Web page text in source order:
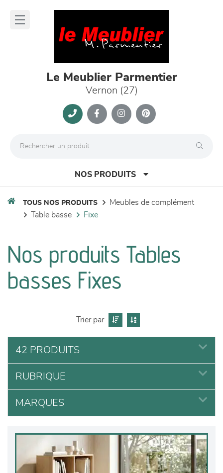
Le Meublier Parmentier
Vernon (27)
NOS PRODUITS
séjours
meubles de complément
literie
décoration
TOUS NOS PRODUITS
meubles de complément
table basse
fixe
Nos produits Tables
basses Fixes
Trier par
42 PRODUITS
RUBRIQUE
MARQUES